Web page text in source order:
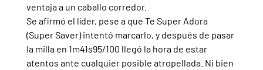
ventaja a un caballo corredor.
Se afirmó el líder, pese a que Te Super Adora
(Super Saver) intentó marcarlo, y después de pasar
la milla en 1m41s95/100 llegó la hora de estar
atentos ante cualquier posible atropellada. Ni bien